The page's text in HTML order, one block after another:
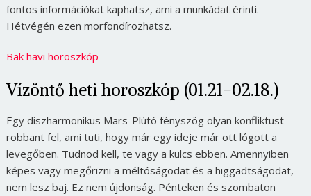
fontos információkat kaphatsz, ami a munkádat érinti.
Hétvégén ezen morfondírozhatsz.
Bak havi horoszkóp
Vízöntő heti horoszkóp (01.21-02.18.)
Egy diszharmonikus Mars-Plútó fényszög olyan konfliktust
robbant fel, ami tuti, hogy már egy ideje már ott lógott a
levegőben. Tudnod kell, te vagy a kulcs ebben. Amennyiben
képes vagy megőrizni a méltóságodat és a higgadtságodat,
nem lesz baj. Ez nem újdonság. Pénteken és szombaton